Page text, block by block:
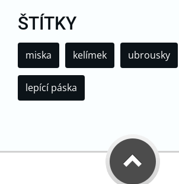
ŠTÍTKY
miska kelímek ubrousky
lepící páska